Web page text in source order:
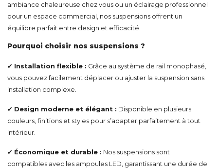
ambiance chaleureuse chez vous ou un éclairage professionnel
pour un espace commercial, nos suspensions offrent un
équilibre parfait entre design et efficacité.
Pourquoi choisir nos suspensions ?
✔ Installation flexible : Grâce au système de rail monophasé,
vous pouvez facilement déplacer ou ajuster la suspension sans
installation complexe.
✔ Design moderne et élégant : Disponible en plusieurs
couleurs, finitions et styles pour s’adapter parfaitement à tout
intérieur.
✔ Économique et durable : Nos suspensions sont
compatibles avec les ampoules LED, garantissant une durée de